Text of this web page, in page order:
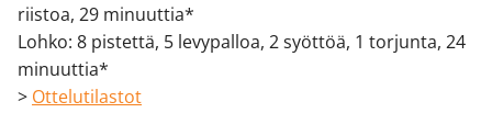
riistoa, 29 minuuttia*
Lohko: 8 pistettä, 5 levypalloa, 2 syöttöä, 1 torjunta, 24
minuuttia*
> Ottelutilastot